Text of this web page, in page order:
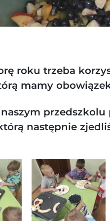
roku trzeba
mamy
przedszkolu
następnie